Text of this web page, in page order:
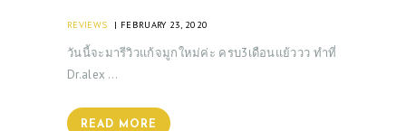
REVIEWS FEBRUARY 23, 2020
วันนี้จะมารีวิวแก้จมูกใหม่ค่ะ ครบ3เดือนแย้ววว ทำที่
Dr.alex …
READ MORE